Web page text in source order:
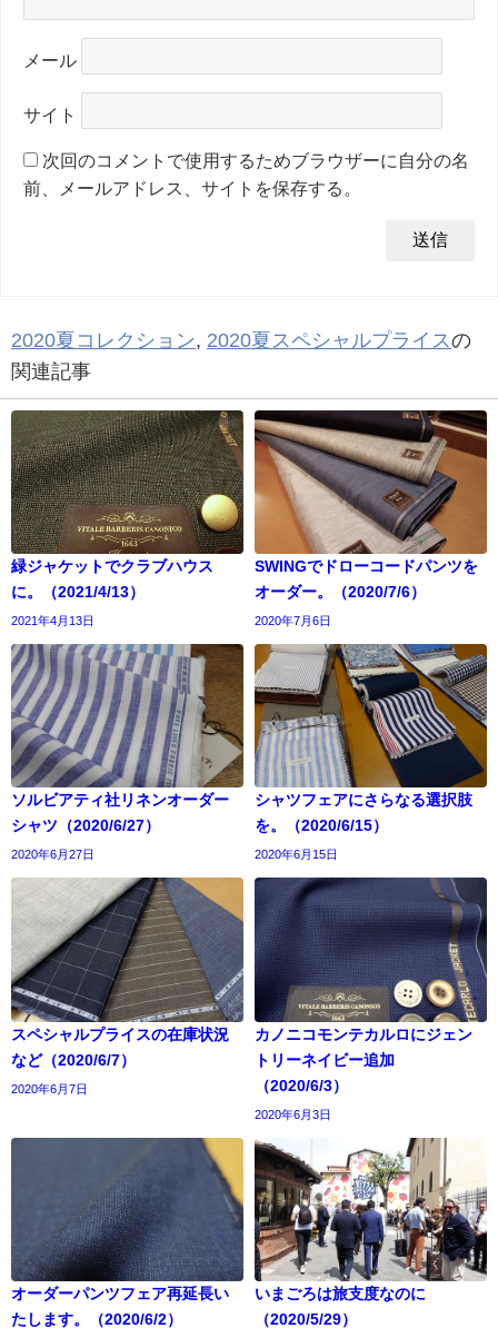
メール
サイト
次回のコメントで使用するためブラウザーに自分の名
前、メールアドレス、サイトを保存する。
2020夏コレクション, 2020夏スペシャルプライスの
関連記事
緑ジャケットでクラブハウス
に。（2021/4/13）
2021年4月13日
SWINGでドローコードパンツを
オーダー。（2020/7/6）
2020年7月6日
ソルビアティ社リネンオーダー
シャツ（2020/6/27）
2020年6月27日
シャツフェアにさらなる選択肢
を。（2020/6/15）
2020年6月15日
スペシャルプライスの在庫状況
など（2020/6/7）
2020年6月7日
カノニコモンテカルロにジェン
トリーネイビー追加
（2020/6/3）
2020年6月3日
オーダーパンツフェア再延長い
たします。（2020/6/2）
いまごろは旅支度なのに
（2020/5/29）